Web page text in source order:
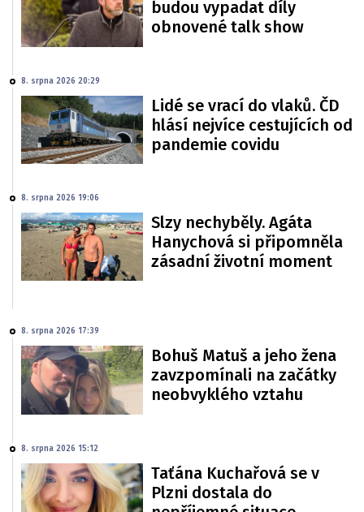
budou vypadat díly
obnovené talk show
8. srpna 2026 20:29
Lidé se vrací do vlaků. ČD
hlásí nejvíce cestujících od
pandemie covidu
8. srpna 2026 19:06
Slzy nechyběly. Agáta
Hanychová si připomněla
zásadní životní moment
8. srpna 2026 17:39
Bohuš Matuš a jeho žena
zavzpomínali na začátky
neobvyklého vztahu
8. srpna 2026 15:12
Taťána Kuchařová se v
Plzni dostala do